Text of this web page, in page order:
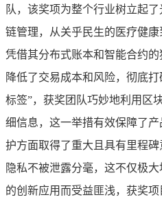
队，该奖项为整个行业树立起
链管理，从关乎民生的医疗健
凭借其分布式账本和智能合约
降低了交易成本和风险，彻底
标签”，获奖团队巧妙地利用区
细信息，这一举措有效保障了
护方面取得了重大且具有里程
隐私不被泄露分毫，这不仅极
的创新应用而受益匪浅，获奖